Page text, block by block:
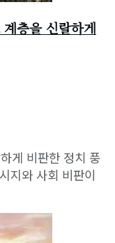
층을 신랄하게
게 비판한 정치 풍
지와 사회 비판이